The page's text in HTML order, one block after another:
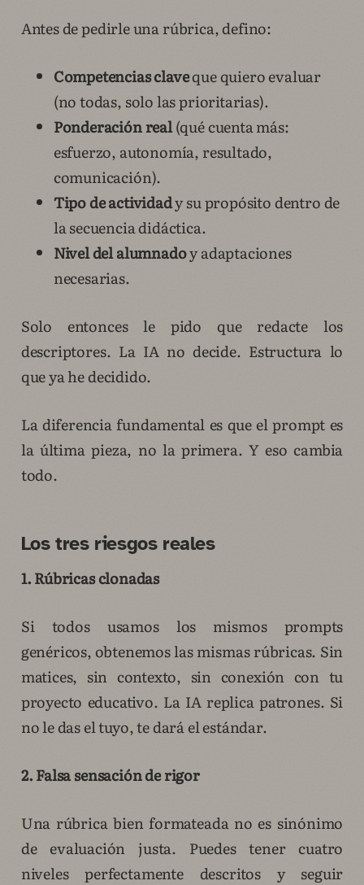
Antes de pedirle una rúbrica, defino:
Competencias claveque quiero evaluar
(no todas, solo las prioritarias).
Ponderación real(qué cuenta más:
esfuerzo, autonomía, resultado,
comunicación).
Tipo de actividady su propósito dentro de
la secuencia didáctica.
Nivel del alumnadoy adaptaciones
necesarias.
Solo entonces le pido que redacte los
descriptores. La IA no decide. Estructura lo
que ya he decidido.
La diferencia fundamental es que el prompt es
la última pieza, no la primera. Y eso cambia
todo.
Los tres riesgos reales
1. Rúbricas clonadas
Si todos usamos los mismos prompts
genéricos, obtenemos las mismas rúbricas. Sin
matices, sin contexto, sin conexión con tu
proyecto educativo. La IA replica patrones. Si
no le das el tuyo, te dará el estándar.
2. Falsa sensación de rigor
Una rúbrica bien formateada no es sinónimo
de evaluación justa. Puedes tener cuatro
niveles perfectamente descritos y seguir